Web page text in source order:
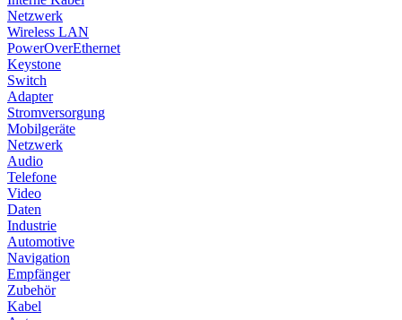
Netzwerk
Wireless LAN
PowerOverEthernet
Keystone
Switch
Adapter
Stromversorgung
Mobilgeräte
Netzwerk
Audio
Telefone
Video
Daten
Industrie
Automotive
Navigation
Empfänger
Zubehör
Kabel